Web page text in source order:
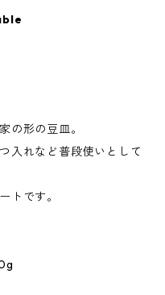
の形の豆皿。
入れなど普段使いとして
トです。